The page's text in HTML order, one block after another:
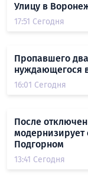
Улицу в
17:51 Сегодня
Пропавшего
нуждающегося
16:01 Сегодня
После
модернизирует
Подгорном
13:41 Сегодня